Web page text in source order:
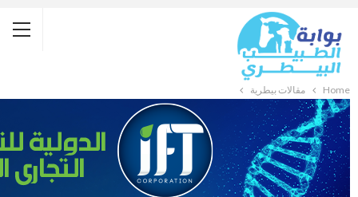
Home مقالات بيطرية